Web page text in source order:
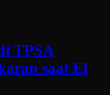
TPSA
saat El